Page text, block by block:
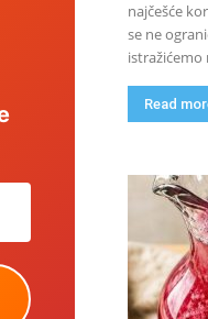
najčešće
se ne
istražićemo
Read